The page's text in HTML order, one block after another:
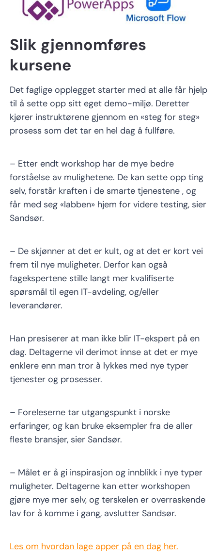
Slik gjennomføres
kursene
Det faglige opplegget starter med at alle får hjelp
til å sette opp sitt eget demo-miljø. Deretter
kjører instruktørene gjennom en «steg for steg»
prosess som det tar en hel dag å fullføre.
– Etter endt workshop har de mye bedre
forståelse av mulighetene. De kan sette opp ting
selv, forstår kraften i de smarte tjenestene , og
får med seg «labben» hjem for videre testing, sier
Sandsør.
– De skjønner at det er kult, og at det er kort vei
frem til nye muligheter. Derfor kan også
fagekspertene stille langt mer kvalifiserte
spørsmål til egen IT-avdeling, og/eller
leverandører.
Han presiserer at man ikke blir IT-ekspert på en
dag. Deltagerne vil derimot innse at det er mye
enklere enn man tror å lykkes med nye typer
tjenester og prosesser.
– Foreleserne tar utgangspunkt i norske
erfaringer, og kan bruke eksempler fra de aller
fleste bransjer, sier Sandsør.
– Målet er å gi inspirasjon og innblikk i nye typer
muligheter. Deltagerne kan etter workshopen
gjøre mye mer selv, og terskelen er overraskende
lav for å komme i gang, avslutter Sandsør.
Les om hvordan lage apper på en dag her.